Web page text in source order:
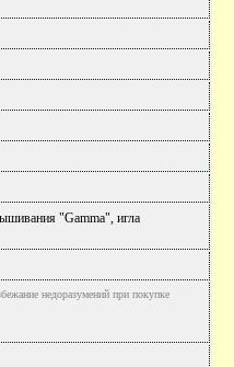
"Gamma", игла
недоразумений при покупке